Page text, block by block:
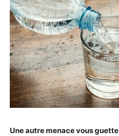
Une autre menace vous guette